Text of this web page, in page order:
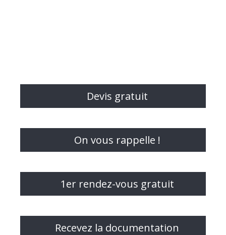
Devis gratuit
On vous rappelle !
1er rendez-vous gratuit
Recevez la documentation